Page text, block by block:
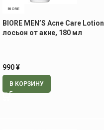
BIORE
BIORE MEN’S Acne Care Lotion
лосьон от акне, 180 мл
990¥
В КОРЗИНУ